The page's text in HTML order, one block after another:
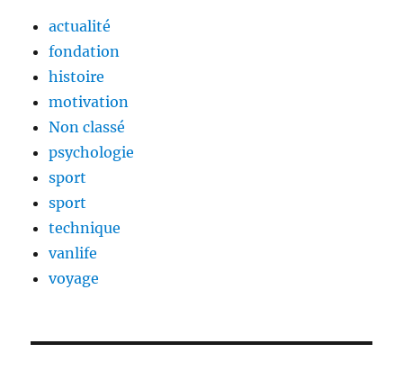
actualité
fondation
histoire
motivation
Non classé
psychologie
sport
sport
technique
vanlife
voyage